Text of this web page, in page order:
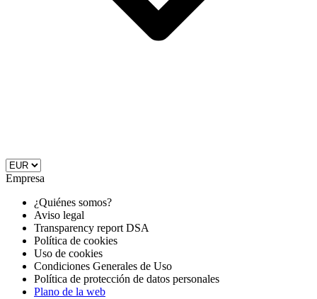
Empresa
¿Quiénes somos?
Aviso legal
Transparency report DSA
Política de cookies
Uso de cookies
Condiciones Generales de Uso
Política de protección de datos personales
Plano de la web